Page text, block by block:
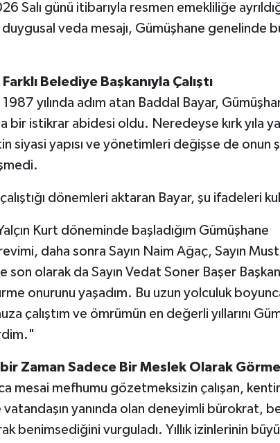
Salı günü itibarıyla resmen emekliliğe
duygusal veda mesajı, Gümüşhane genelinde
Belediye Başkanıyla Çalıştı
yılında adım atan Baddal Bayar,
bir istikrar abidesi oldu. Neredeyse kırk yıla
siyasi yapısı ve yönetimleri değişse de onun
dönemleri aktaran Bayar, şu ifadeleri
Kurt döneminde başladığım Gümüşhane
daha sonra Sayın Naim Ağaç, Sayın
son olarak da Sayın Vedat Soner Başer
onurunu yaşadım. Bu uzun yolculuk
çalıştım ve ömrümün en değerli yıllarını
Zaman Sadece Bir Meslek Olarak
mesai mefhumu gözetmeksizin çalışan,
yanında olan deneyimli bürokrat,
benimsediğini vurguladı. Yıllık izinlerinin büyük